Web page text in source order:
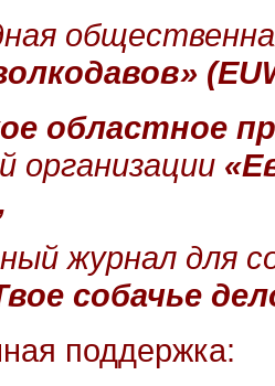
(
областное
организации
журнал для
собачье
поддержка: